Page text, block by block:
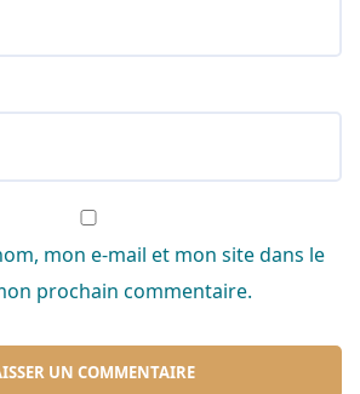
mon e-mail et mon site dans le
prochain commentaire.